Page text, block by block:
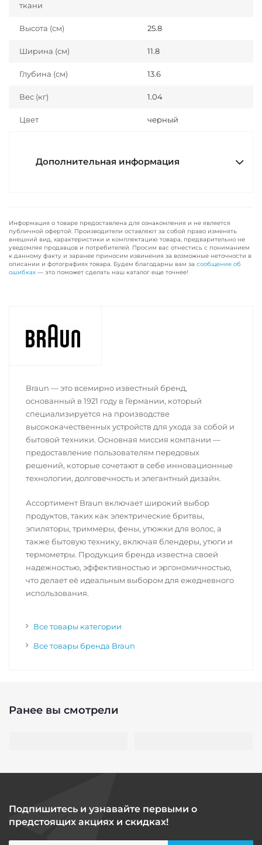
ткани
Высота (см) 25.8
Ширина (см) 11.8
Глубина (см) 13.6
Вес (кг) 1.04
Цвет черный
Дополнительная информация
Информация о товаре предоставлена для ознакомления и не является
публичной офертой. Производители оставляют за собой право изменять
внешний вид, характеристики и комплектацию товара, предварительно не
уведомляя продавцов и потребителей. Просим вас отнестись с пониманием
к данному факту и заранее приносим извинения за возможные неточности в
описании и фотографиях товара. Будем благодарны вам за сообщение об
ошибках — это поможет сделать наш каталог еще точнее!
Braun — это всемирно известный бренд,
основанный в 1921 году в Германии, который
специализируется на производстве
высококачественных устройств для ухода за собой и
бытовой техники. Основная миссия компании —
предоставление пользователям передовых
решений, которые сочетают в себе инновационные
технологии, долговечность и элегантный дизайн.
Ассортимент Braun включает широкий выбор
продуктов, таких как электрические бритвы,
эпиляторы, триммеры, фены, утюжки для волос, а
также бытовую технику, включая блендеры, утюги и
термометры. Продукция бренда известна своей
надежностью, эффективностью и эргономичностью,
что делает её идеальным выбором для ежедневного
использования.
Все товары категории
Все товары бренда Braun
Ранее вы смотрели
Подпишитесь и узнавайте первыми о
предстоящих акциях и скидках!